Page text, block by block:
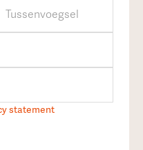
statement